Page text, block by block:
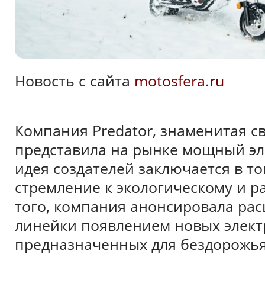
Новость с сайта motosfera.ru
Компания Predator, знаменитая
представила на рынке мощный
идея создателей заключается в
стремление к экологическому и
того, компания анонсировала
линейки появлением новых
предназначенных для